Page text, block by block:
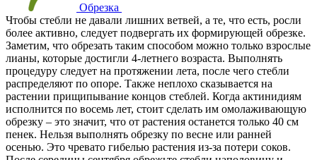
Обрезка
Чтобы стебли не давали лишних ветвей, а те, что есть, росли
более активно, следует подвергать их формирующей обрезке.
Заметим, что обрезать таким способом можно только взрослые
лианы, которые достигли 4-летнего возраста. Выполнять
процедуру следует на протяжении лета, после чего стебли
распределяют по опоре. Также неплохо сказывается на
растении прищипывание концов стеблей. Когда актинидиям
исполнится по восемь лет, стоит сделать им омолаживающую
обрезку – это значит, что от растения останется только 40 см
пенек. Нельзя выполнять обрезку по весне или ранней
осенью. Это чревато гибелью растения из-за потери соков.